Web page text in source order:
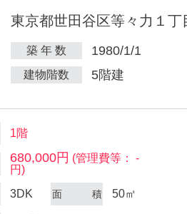
東京都世田谷区等々力１丁
築 年 数 1980/1/1
建物階数 5階建
1階
680,000円 (管理費等： -
円)
3DK 面 積 50㎡